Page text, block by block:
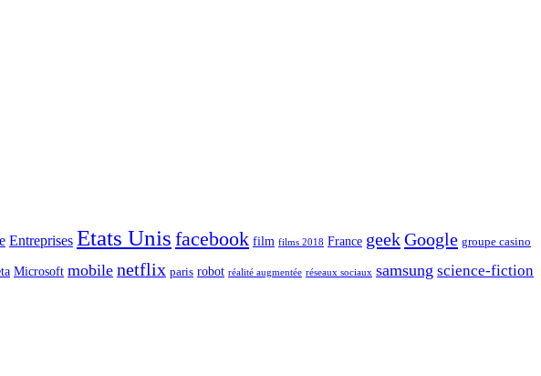
Entreprises Etats Unis facebook film films 2018 France geekGoogle groupe casino
Microsoft mobile netflix paris robot réalité augmentée réseaux sociaux samsung science-fiction